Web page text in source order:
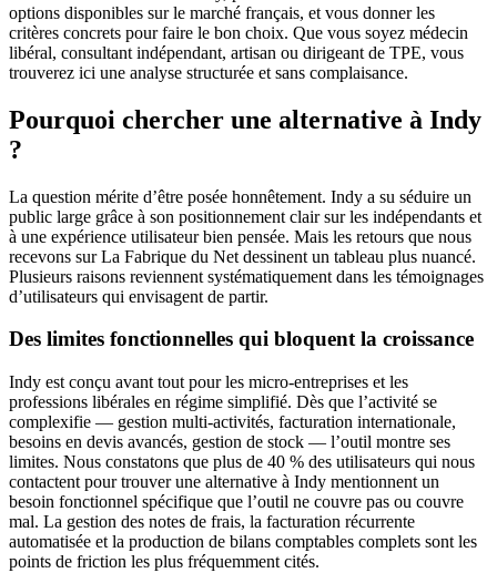
options disponibles sur le marché français, et vous donner les
critères concrets pour faire le bon choix. Que vous soyez médecin
libéral, consultant indépendant, artisan ou dirigeant de TPE, vous
trouverez ici une analyse structurée et sans complaisance.
Pourquoi chercher une alternative à Indy
?
La question mérite d’être posée honnêtement. Indy a su séduire un
public large grâce à son positionnement clair sur les indépendants et
à une expérience utilisateur bien pensée. Mais les retours que nous
recevons sur La Fabrique du Net dessinent un tableau plus nuancé.
Plusieurs raisons reviennent systématiquement dans les témoignages
d’utilisateurs qui envisagent de partir.
Des limites fonctionnelles qui bloquent la croissance
Indy est conçu avant tout pour les micro-entreprises et les
professions libérales en régime simplifié. Dès que l’activité se
complexifie — gestion multi-activités, facturation internationale,
besoins en devis avancés, gestion de stock — l’outil montre ses
limites. Nous constatons que plus de 40 % des utilisateurs qui nous
contactent pour trouver une alternative à Indy mentionnent un
besoin fonctionnel spécifique que l’outil ne couvre pas ou couvre
mal. La gestion des notes de frais, la facturation récurrente
automatisée et la production de bilans comptables complets sont les
points de friction les plus fréquemment cités.